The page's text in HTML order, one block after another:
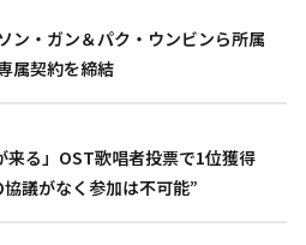
ン・ガン＆パク・ウンビンら所属
属契約を締結
来る」OST歌唱者投票で1位獲得
議がなく参加は不可能”